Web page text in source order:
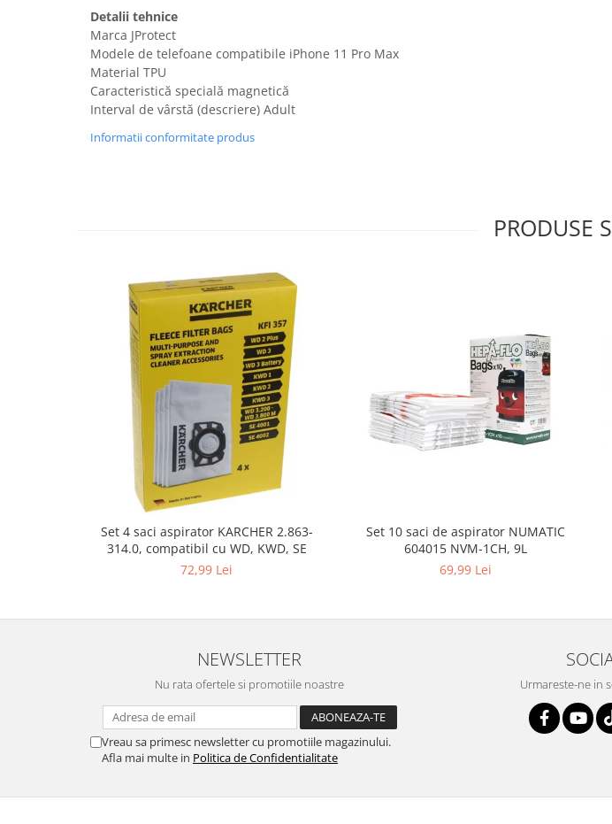
Electrocasnice pentru Bucatarie
Fiare de calcat si masini de cusut
Ingrijire Locuinta
Purificatoare de aer
Imbracaminte femei
Imbracaminte si Incaltaminte copii
Incaltaminte barbati
Gaming, Carti & Birotica
Console, Jocuri & Accesorii
Ingrijire personala & Cosmetice
Accesorii aparate de ras electrice
Accesorii aparate hair styling
Igiena dentara
Jucarii, Copii & Bebe
Detalii tehnice
Marca JProtect
Modele de telefoane compatibile iPhone 11 Pro Max
Material TPU
Caracteristică specială magnetică
Interval de vârstă (descriere) Adult
Informatii conformitate produs
PRODUSE
Set 4 saci aspirator KARCHER 2.863-
314.0, compatibil cu WD, KWD, SE
72,99 Lei
Set 10 saci de aspirator NUMATIC
604015 NVM-1CH, 9L
69,99 Lei
NEWSLETTER
Nu rata ofertele si promotiile noastre
Vreau sa primesc newsletter cu promotiile magazinului.
Afla mai multe in Politica de Confidentialitate
Urmareste-ne in